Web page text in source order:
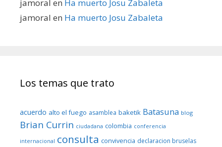
jamoral en Ha muerto Josu Zabaleta
jamoral en Ha muerto Josu Zabaleta
Los temas que trato
acuerdo alto el fuego asamblea baketik Batasuna blog
Brian Currin ciudadana colombia conferencia
internacional consulta convivencia declaracion bruselas